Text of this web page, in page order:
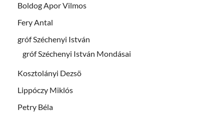
Boldog Apor Vilmos
Fery Antal
gróf Széchenyi István
gróf Széchenyi István Mondásai
Kosztolányi Dezsö
Lippóczy Miklós
Petry Béla